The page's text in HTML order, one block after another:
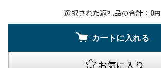
選択された返礼品の合計： 0円
カートに入れる
お気に入り